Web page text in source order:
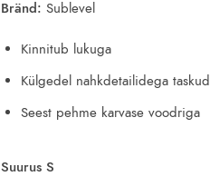
42.00€.
Bränd: Sublevel
Kinnitub lukuga
Külgedel nahkdetailidega taskud
Seest pehme karvase voodriga
Suurus S